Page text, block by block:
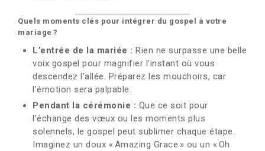
Quels moments clés pour intégrer du gospel à votre
mariage ?
L’entrée de la mariée : Rien ne surpasse une belle
voix gospel pour magnifier l’instant où vous
descendez l’allée. Préparez les mouchoirs, car
l’émotion sera palpable.
Pendant la cérémonie : Que ce soit pour
l’échange des vœux ou les moments plus
solennels, le gospel peut sublimer chaque étape.
Imaginez un doux « Amazing Grace » ou un « Oh